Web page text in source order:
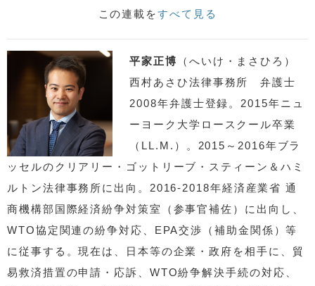
この連載をすべて見る
平家正博
（へいけ・まさひろ）
西村あさひ法律事務所 弁護士
2008年弁護士登録。2015年ニュ
ーヨーク大学ロースクール卒業
（LL.M.）。2015～2016年ブラ
ッセルのクリアリー・ゴットリーブ・スティーン＆ハミ
ルトン法律事務所に出向。2016-2018年経済産業省 通
商機構部国際経済紛争対策室（参事官補佐）に出向し、
WTO協定関連の紛争対応、EPA交渉（補助金関係）等
に従事する。現在は、日本等の企業・政府を相手に、貿
易救済措置の申請・応訴、WTO紛争解決手続の対応、